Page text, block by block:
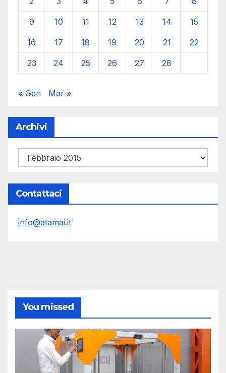
9 10 11 12 13 14 15
16 17 18 19 20 21 22
23 24 25 26 27 28
« Gen Mar »
Archivi
Archivi
Contattaci
info@atamai.it
You missed